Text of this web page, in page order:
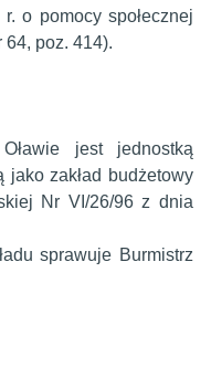
o pomocy społecznej
64, poz. 414).
jest jednostką
jako zakład budżetowy
Nr VI/26/96 z dnia
sprawuje Burmistrz